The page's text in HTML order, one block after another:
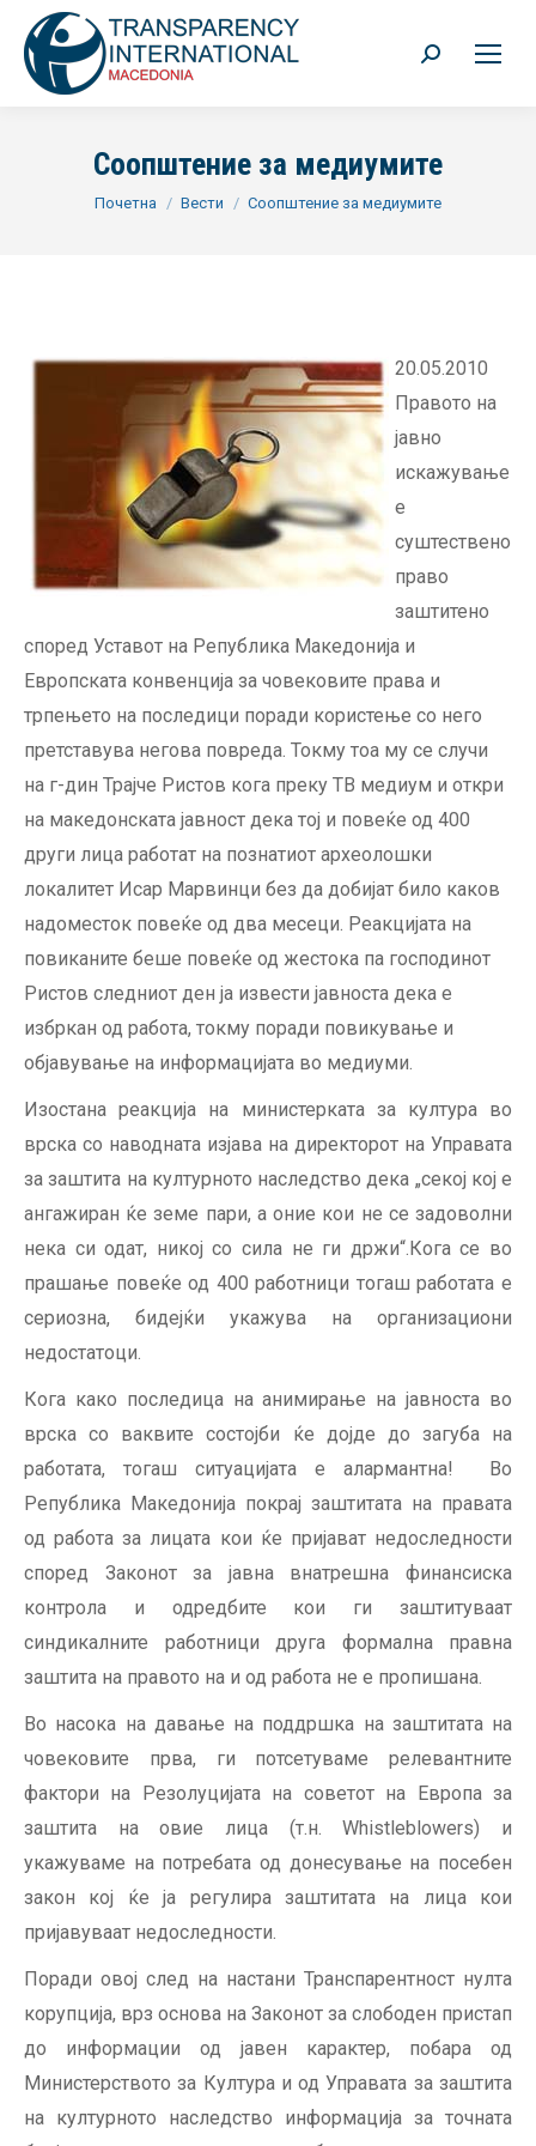
Search:
Соопштение за медиумите
You are here:
Почетна Вести Соопштение за медиумите
20.05.2010
Правото на
јавно
искажување
е
суштествено
право
заштитено
според Уставот на Република Македонија и
Европската конвенција за човековите права и
трпењето на последици поради користење со него
претставува негова повреда. Токму тоа му се случи
на г-дин Трајче Ристов кога преку ТВ медиум и откри
на македонската јавност дека тој и повеќе од 400
други лица работат на познатиот археолошки
локалитет Исар Марвинци без да добијат било каков
надоместок повеќе од два месеци. Реакцијата на
повиканите беше повеќе од жестока па господинот
Ристов следниот ден ја извести јавноста дека е
избркан од работа, токму поради повикување и
објавување на информацијата во медиуми.
Изостана реакција на министерката за култура во
врска со наводната изјава на директорот на Управата
за заштита на културното наследство дека „секој кој е
ангажиран ќе земе пари, а оние кои не се задоволни
нека си одат, никој со сила не ги држи“.Кога се во
прашање повеќе од 400 работници тогаш работата е
сериозна, бидејќи укажува на организациони
недостатоци.
Кога како последица на анимирање на јавноста во
врска со ваквите состојби ќе дојде до загуба на
работата, тогаш ситуацијата е алармантна! Во
Република Македонија покрај заштитата на правата
од работа за лицата кои ќе пријават недоследности
според Законот за јавна внатрешна финансиска
контрола и одредбите кои ги заштитуваат
синдикалните работници друга формална правна
заштита на правото на и од работа не е пропишана.
Во насока на давање на поддршка на заштитата на
човековите прва, ги потсетуваме релевантните
фактори на Резолуцијата на советот на Европа за
заштита на овие лица (т.н. Whistleblowers) и
укажуваме на потребата од донесување на посебен
закон кој ќе ја регулира заштитата на лица кои
пријавуваат недоследности.
Поради овој след на настани Транспарентност нулта
корупција, врз основа на Законот за слободен пристап
до информации од јавен карактер, побара од
Министерството за Култура и од Управата за заштита
на културното наследство информација за точната